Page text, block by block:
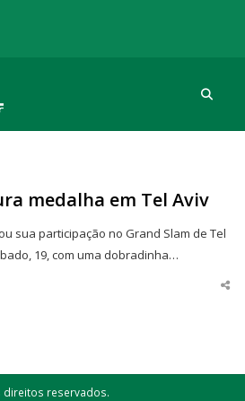
melhores coberturas
medalha em Tel Aviv
sua participação no Grand Slam de Tel
19, com uma dobradinha…
direitos reservados.